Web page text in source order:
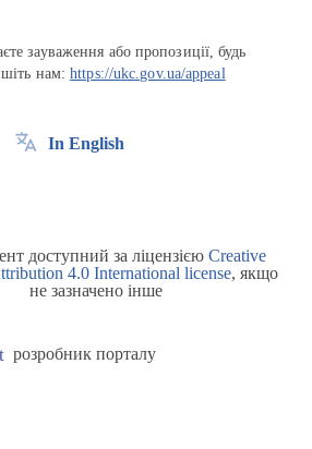
зауваження або пропозиції, будь
нам:https://ukc.gov.ua/appeal
In English
доступний за ліцензією Creative
4.0 International license, якщо
не зазначено інше
розробник порталу